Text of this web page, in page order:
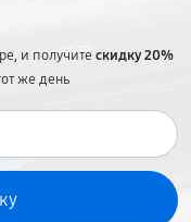
и получитескидку 20%
же день